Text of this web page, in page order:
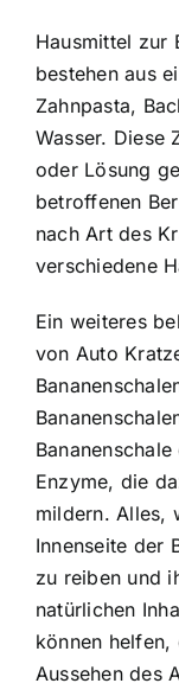
Hausmittel zur
bestehen aus
Zahnpasta,
Wasser. Diese
oder Lösung
betroffenen
nach Art des
verschiedene
Ein weiteres
von Auto
Enzyme, die
mildern. Alles,
Innenseite der
zu reiben und
natürlichen
können
Aussehen des